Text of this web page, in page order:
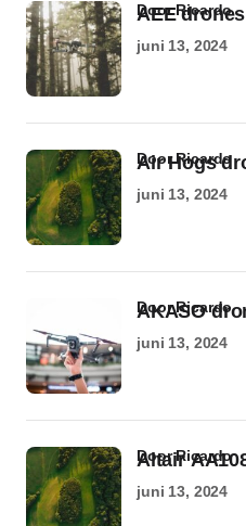
AEE
door Ricardo
juni 13, 2024
Air Hogs
door Ricardo
juni 13, 2024
AKASO
door Ricardo
juni 13, 2024
Altair
door Ricardo
juni 13, 2024